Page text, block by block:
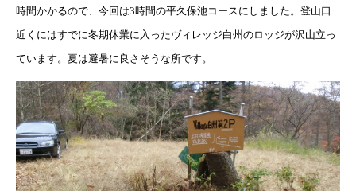
時間かかるので、今回は3時間の平久保池コースにしました。登山口
近くにはすでに冬期休業に入ったヴィレッジ白州のロッジが沢山立っ
ています。夏は避暑に良さそうな所です。